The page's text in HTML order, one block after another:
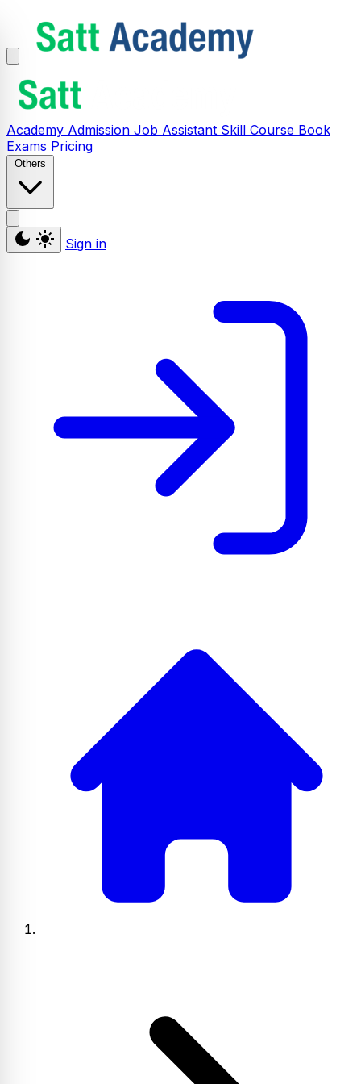
Academy Admission Job Assistant Skill Course Book
Exams Pricing
Others
Sign in